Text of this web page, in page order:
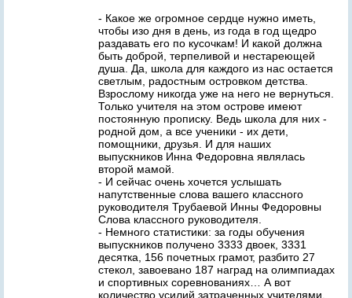
- Какое же огромное сердце нужно иметь,
чтобы изо дня в день, из года в год щедро
раздавать его по кусочкам! И какой должна
быть доброй, терпеливой и нестареющей
душа. Да, школа для каждого из нас остается
светлым, радостным островком детства.
Взрослому никогда уже на него не вернуться.
Только учителя на этом острове имеют
постоянную прописку. Ведь школа для них -
родной дом, а все ученики - их дети,
помощники, друзья. И для наших
выпускников Инна Федоровна являлась
второй мамой.
- И сейчас очень хочется услышать
напутственные слова вашего классного
руководителя Трубаевой Инны Федоровны
Слова классного руководителя.
- Немного статистики: за годы обучения
выпускников получено 3333 двоек, 3331
десятка, 156 почетных грамот, разбито 27
стекол, завоевано 187 наград на олимпиадах
и спортивных соревнованиях… А вот
количество усилий затраченных учителями,